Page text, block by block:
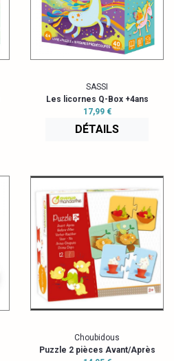
SASSI
Les licornes Q-Box +4ans
17,99 €
DÉTAILS
Choubidous
Puzzle 2 pièces Avant/Après